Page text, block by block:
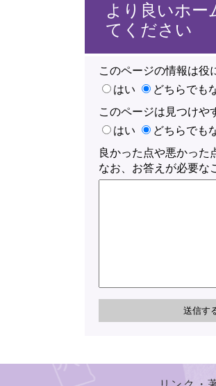
より良いホー
てください
このページの情報は役
はい
どちらでも
このページは見つけや
はい
どちらでも
良かった点や悪かった
なお、お答えが必要な